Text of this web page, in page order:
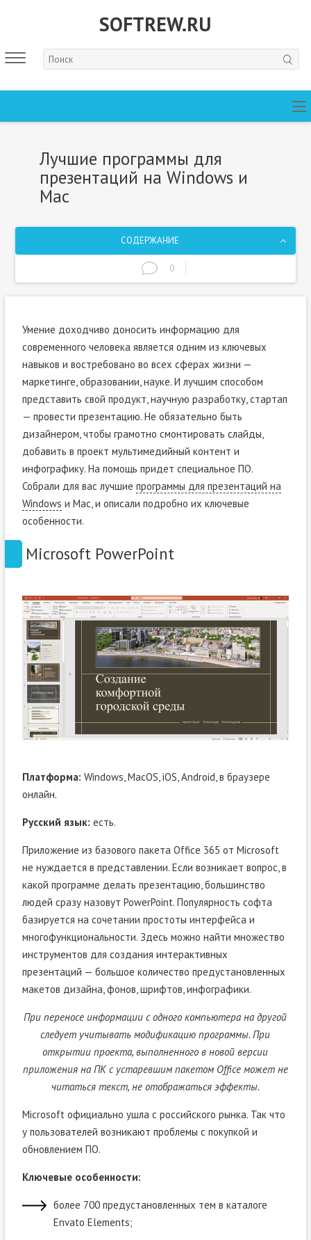
SOFTREW.RU
Лучшие программы для
презентаций на Windows и
Mac
СОДЕРЖАНИЕ
0
Умение доходчиво доносить информацию для
современного человека является одним из ключевых
навыков и востребовано во всех сферах жизни —
маркетинге, образовании, науке. И лучшим способом
представить свой продукт, научную разработку, стартап
— провести презентацию. Не обязательно быть
дизайнером, чтобы грамотно смонтировать слайды,
добавить в проект мультимедийный контент и
инфографику. На помощь придет специальное ПО.
Собрали для вас лучшие программы для презентаций на
Windows и Mac, и описали подробно их ключевые
особенности.
Microsoft PowerPoint
Платформа: Windows, MacOS, iOS, Android, в браузере
онлайн.
Русский язык: есть.
Приложение из базового пакета Office 365 от Microsoft
не нуждается в представлении. Если возникает вопрос, в
какой программе делать презентацию, большинство
людей сразу назовут PowerPoint. Популярность софта
базируется на сочетании простоты интерфейса и
многофункциональности. Здесь можно найти множество
инструментов для создания интерактивных
презентаций — большое количество предустановленных
макетов дизайна, фонов, шрифтов, инфографики.
При переносе информации с одного компьютера на другой
следует учитывать модификацию программы. При
открытии проекта, выполненного в новой версии
приложения на ПК с устаревшим пакетом Office может не
читаться текст, не отображаться эффекты.
Microsoft официально ушла с российского рынка. Так что
у пользователей возникают проблемы с покупкой и
обновлением ПО.
Ключевые особенности:
более 700 предустановленных тем в каталоге
Envato Elements;